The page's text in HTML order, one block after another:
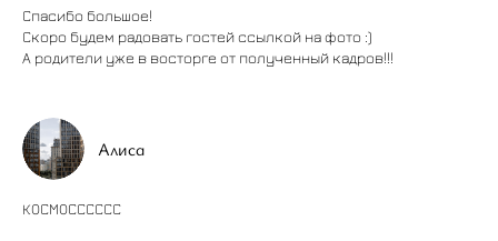
Спасибо большое!
Скоро будем радовать гостей ссылкой на фото :)
А родители уже в восторге от полученный кадров!!!
Алиса
КОСМОСССССС